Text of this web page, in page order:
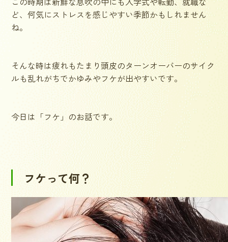
ど、何気にストレスを感じやすい季節かもしれません
ね。
そんな時は疲れもたまり頭皮のターンオーバーのサイク
ルも乱れがちでかゆみやフケが出やすいです。
今日は「フケ」のお話です。
フケって何？